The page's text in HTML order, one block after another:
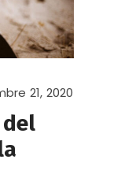
21, 2020
del